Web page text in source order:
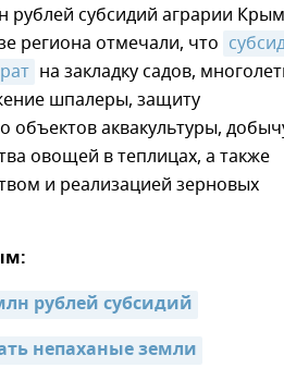
субсидий аграрии
региона отмечали, что
на закладку садов,
шпалеры, защиту
объектов аквакультуры,
овощей в теплицах, а также
и реализацией зерновых
рублей субсидий
непаханые земли